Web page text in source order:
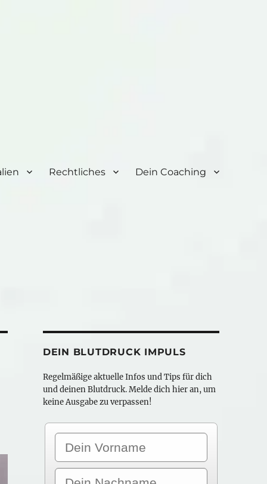
Rechtliches Dein Coaching
DEIN BLUTDRUCK IMPULS
Regelmäßige aktuelle Infos und Tips für dich
und deinen Blutdruck. Melde dich hier an, um
keine Ausgabe zu verpassen!